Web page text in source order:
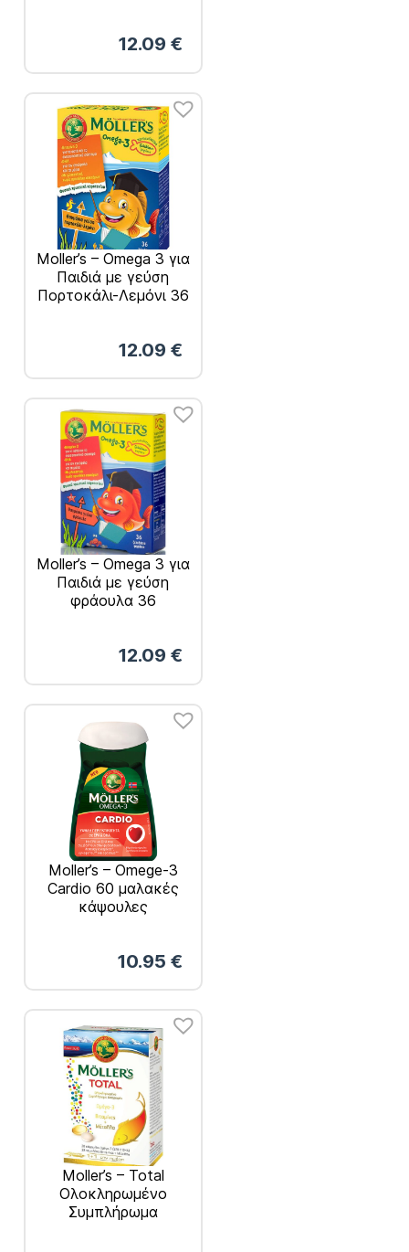
12.09 €
Moller’s – Omega 3 για
Παιδιά με γεύση
Πορτοκάλι-Λεμόνι 36
12.09 €
Moller’s – Omega 3 για
Παιδιά με γεύση
φράουλα 36
12.09 €
Moller’s – Omege-3
Cardio 60 μαλακές
κάψουλες
10.95 €
Moller’s – Total
Ολοκληρωμένο
Συμπλήρωμα